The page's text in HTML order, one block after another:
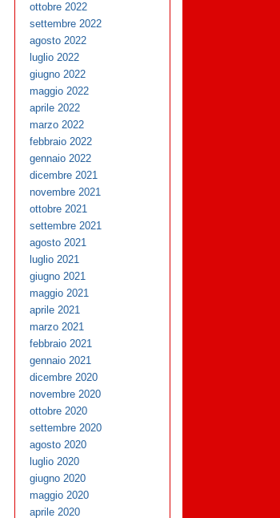
ottobre 2022
settembre 2022
agosto 2022
luglio 2022
giugno 2022
maggio 2022
aprile 2022
marzo 2022
febbraio 2022
gennaio 2022
dicembre 2021
novembre 2021
ottobre 2021
settembre 2021
agosto 2021
luglio 2021
giugno 2021
maggio 2021
aprile 2021
marzo 2021
febbraio 2021
gennaio 2021
dicembre 2020
novembre 2020
ottobre 2020
settembre 2020
agosto 2020
luglio 2020
giugno 2020
maggio 2020
aprile 2020